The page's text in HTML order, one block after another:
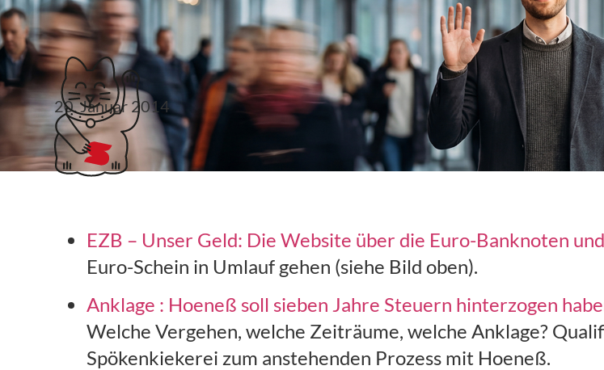
Links 4. KW
20. Januar 2014
EZB – Unser Geld: Die Website über die Euro-Banknoten
Euro-Schein in Umlauf gehen (siehe Bild oben).
Anklage : Hoeneß soll sieben Jahre Steuern hinterzogen
Welche Vergehen, welche Zeiträume, welche Anklage?
Spökenkiekerei zum anstehenden Prozess mit Hoeneß.